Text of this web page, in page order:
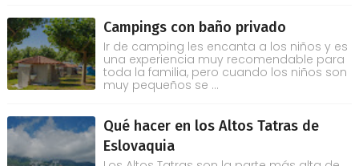
Campings con baño privado
Ir de camping les encanta a los niños y es
una experiencia muy recomendable para
toda la familia, pero cuando los niños son
muy pequeños se ...
Qué hacer en los Altos Tatras de
Eslovaquia